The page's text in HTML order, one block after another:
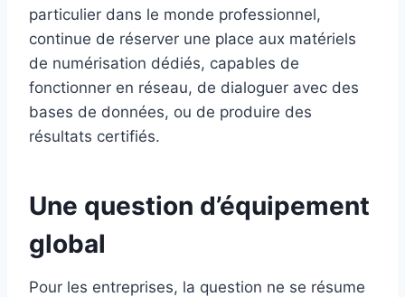
particulier dans le monde professionnel,
continue de réserver une place aux matériels
de numérisation dédiés, capables de
fonctionner en réseau, de dialoguer avec des
bases de données, ou de produire des
résultats certifiés.
Une question d’équipement
global
Pour les entreprises, la question ne se résume